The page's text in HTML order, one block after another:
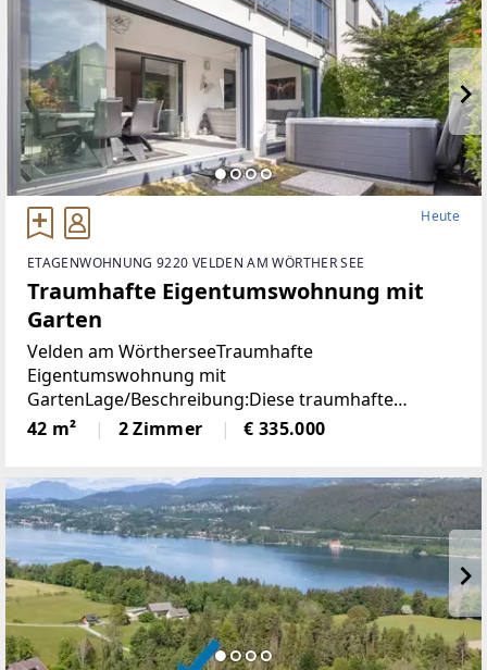
Heute
ETAGENWOHNUNG 9220 VELDEN AM WÖRTHER SEE
Traumhafte Eigentumswohnung mit
Garten
Velden am WörtherseeTraumhafte
Eigentumswohnung mit
GartenLage/Beschreibung:Diese traumhafte
Gartenwohnung liegt nur 800 Meter vom Zentrum
Veldens entfernt und bietet eine perfekte
Dank der westlichen
42 m² 2 Zimmer € 335.000